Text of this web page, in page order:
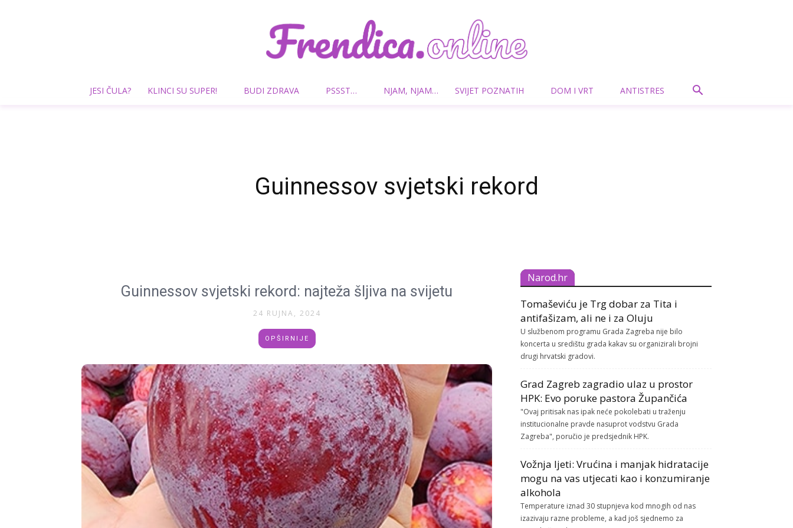
Frendica.online
JESI ČULA? KLINCI SU SUPER! BUDI ZDRAVA PSSST… NJAM, NJAM… SVIJET POZNATIH DOM I VRT ANTISTRES
Guinnessov svjetski rekord
Guinnessov svjetski rekord: najteža šljiva na svijetu
24 RUJNA, 2024
OPŠIRNIJE
Narod.hr
Tomaševiću je Trg dobar za Tita i
antifašizam, ali ne i za Oluju
U službenom programu Grada Zagreba nije bilo
koncerta u središtu grada kakav su organizirali brojni
drugi hrvatski gradovi.
Grad Zagreb zagradio ulaz u prostor
HPK: Evo poruke pastora Župančića
"Ovaj pritisak nas ipak neće pokolebati u traženju
institucionalne pravde nasuprot vodstvu Grada
Zagreba", poručio je predsjednik HPK.
Vožnja ljeti: Vrućina i manjak hidratacije
mogu na vas utjecati kao i konzumiranje
alkohola
Temperature iznad 30 stupnjeva kod mnogih od nas
izazivaju razne probleme, a kad još sjednemo za